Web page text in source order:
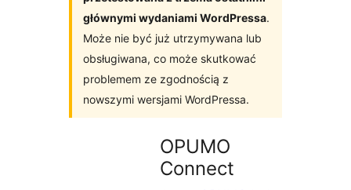
głównymi wydaniami WordPressa.
Może nie być już utrzymywana lub
obsługiwana, co może skutkować
problemem ze zgodnością z
nowszymi wersjami WordPressa.
OPUMO
Connect